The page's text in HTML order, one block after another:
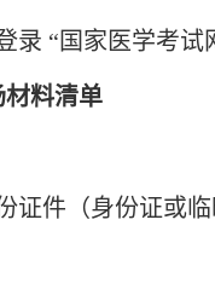
录 “国家医学考试
材料清单
证件（身份证或